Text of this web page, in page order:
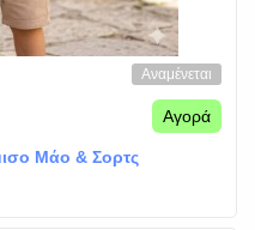
Αναμένεται
Αγορά
Μάο & Σορτς